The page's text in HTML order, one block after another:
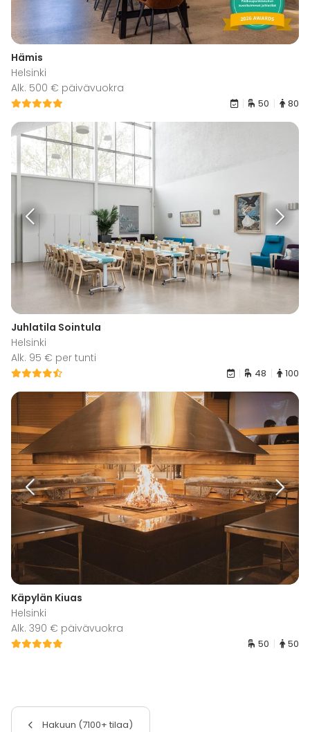
Hämis
Helsinki
Alk. 500 € päivävuokra
50 80
Juhlatila Sointula
Helsinki
Alk. 95 € per tunti
48 100
Käpylän Kiuas
Helsinki
Alk. 390 € päivävuokra
50 50
Hakuun (7100+ tilaa)